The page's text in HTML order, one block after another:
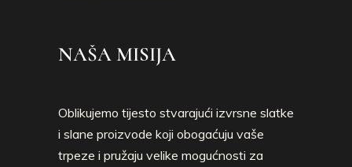
NAŠA MISIJA
Oblikujemo tijesto stvarajući izvrsne slatke
i slane proizvode koji obogaćuju vaše
trpeze i pružaju velike mogućnosti za